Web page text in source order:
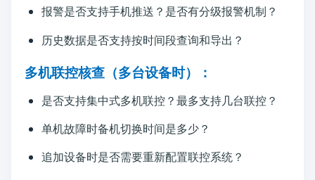
报警是否支持手机推送？是否有分级报警机制？
历史数据是否支持按时间段查询和导出？
多机联控核查（多台设备时）：
是否支持集中式多机联控？最多支持几台联控？
单机故障时备机切换时间是多少？
追加设备时是否需要重新配置联控系统？